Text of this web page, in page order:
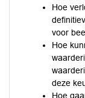
Hoe
voor
Hoe
deze
Hoe